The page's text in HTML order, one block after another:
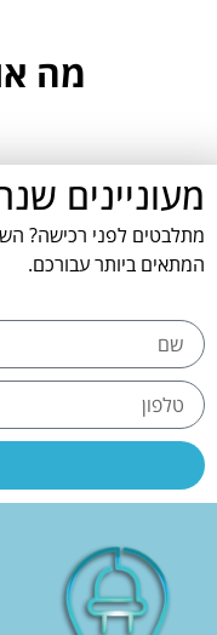
מה
מעוניינים
מתלבטים לפני רכישה?
המתאים ביותר עבורכם.